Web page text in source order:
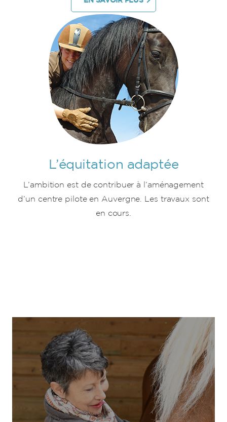
L’équitation adaptée
L’ambition est de contribuer à l’aménagement
d’un centre pilote en Auvergne. Les travaux sont
en cours.